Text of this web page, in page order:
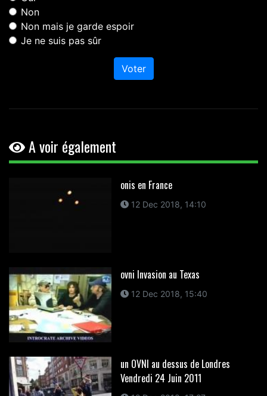
Non
Non mais je garde espoir
Je ne suis pas sûr
Voter
A voir également
onis en France
12 Dec 2018, 14:10
ovni Invasion au Texas
12 Dec 2018, 15:40
un OVNI au dessus de Londres
Vendredi 24 Juin 2011